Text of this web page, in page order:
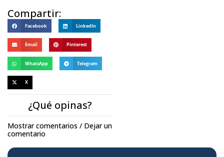
Compartir:
Facebook LinkedIn
Email Pinterest
WhatsApp Telegram
X
¿Qué opinas?
Mostrar comentarios / Dejar un
comentario